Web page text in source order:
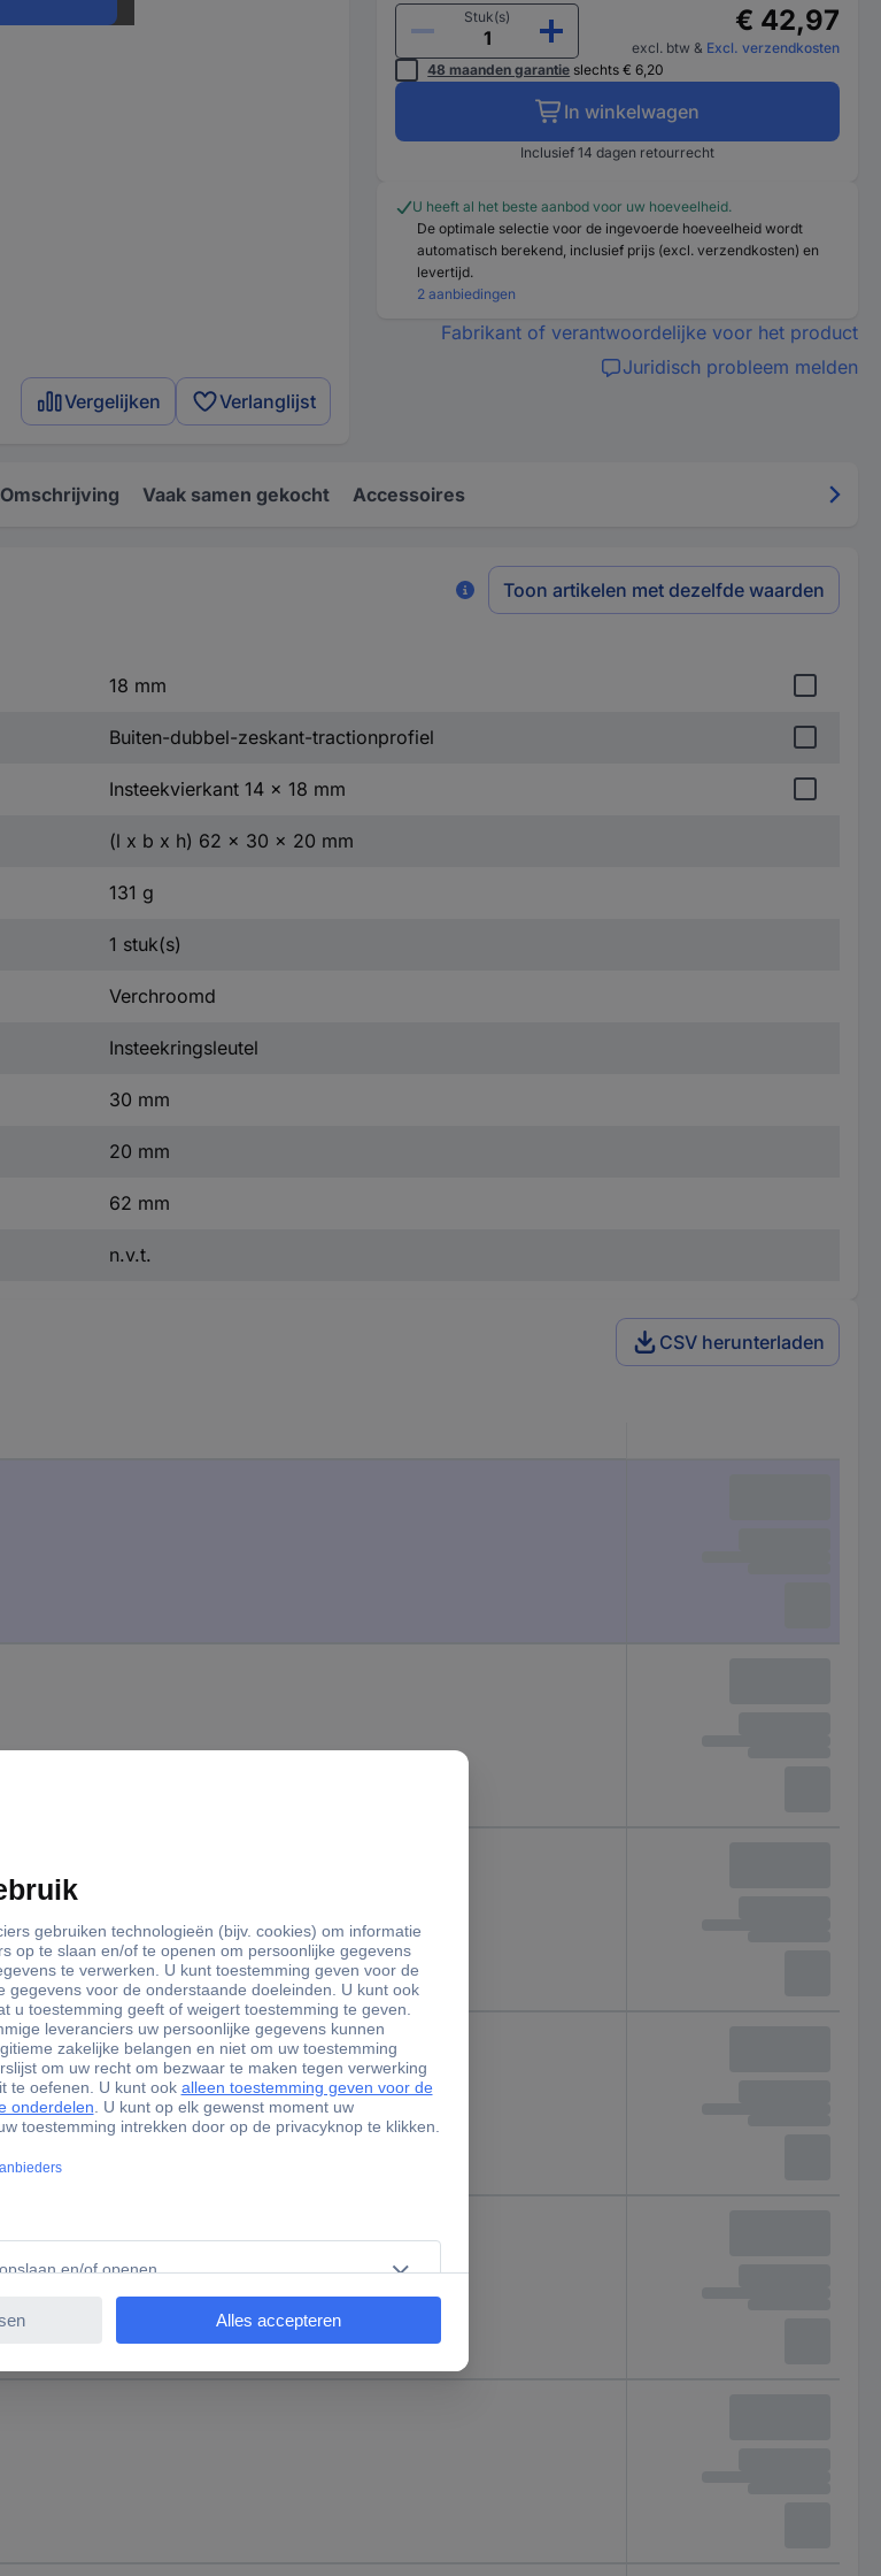
Vergelijken Verlanglijst
Stuk(s)
€ 42,97
excl. btw & Excl. verzendkosten
48 maanden garantie slechts € 6,20
In winkelwagen
Inclusief 14 dagen retourrecht
U heeft al het beste aanbod voor uw hoeveelheid.
De optimale selectie voor de ingevoerde hoeveelheid wordt
automatisch berekend, inclusief prijs (excl. verzendkosten) en
levertijd.
2 aanbiedingen
Fabrikant of verantwoordelijke voor het product
Juridisch probleem melden
Omschrijving Vaak samen gekocht Accessoires
Toon artikelen met dezelfde waarden
18 mm
Buiten-dubbel-zeskant-tractionprofiel
Insteekvierkant 14 x 18 mm
(l x b x h) 62 x 30 x 20 mm
131 g
1 stuk(s)
Verchroomd
Insteekringsleutel
30 mm
20 mm
62 mm
n.v.t.
CSV herunterladen